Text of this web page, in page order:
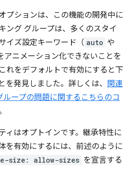
プションは、この機能の開発中に
ング グループは、多くのスタイ
イズ設定キーワード（ auto や
アニメーション化できないことを
れをデフォルトで有効にすると下
を発見しました。詳しくは、 関連
ループの問題に関するこちらのコ
ィはオプトインです。継承特性に
を有効にするには、前述のように
size: allow-sizes を宣言する